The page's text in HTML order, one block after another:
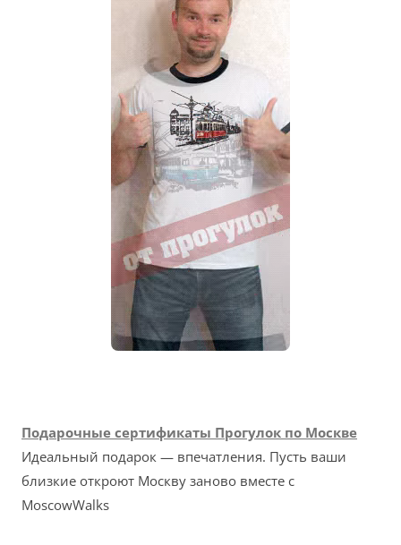
Подарочные сертификаты Прогулок по Москве
Идеальный подарок — впечатления. Пусть ваши
близкие откроют Москву заново вместе с
MoscowWalks